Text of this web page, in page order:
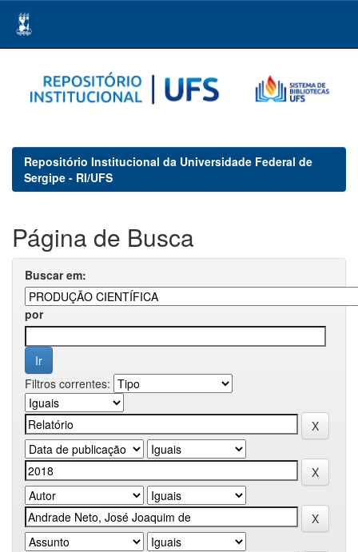
navigation
Repositório Institucional da Universidade Federal de
Sergipe - RI/UFS
Página de Busca
Buscar em:
por
Filtros correntes: